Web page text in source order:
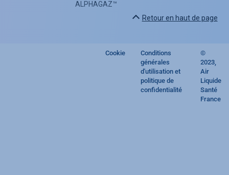
ALPHAGAZ™
Retour en haut de page
Footer
regulatory
Cookie
Conditions
générales
d'utilisation et
politique de
confidentialité
©
2023,
Air
Liquide
Santé
France